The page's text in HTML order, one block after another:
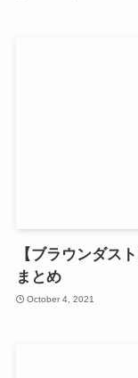
【ブラウンダス
まとめ
October 4, 2021